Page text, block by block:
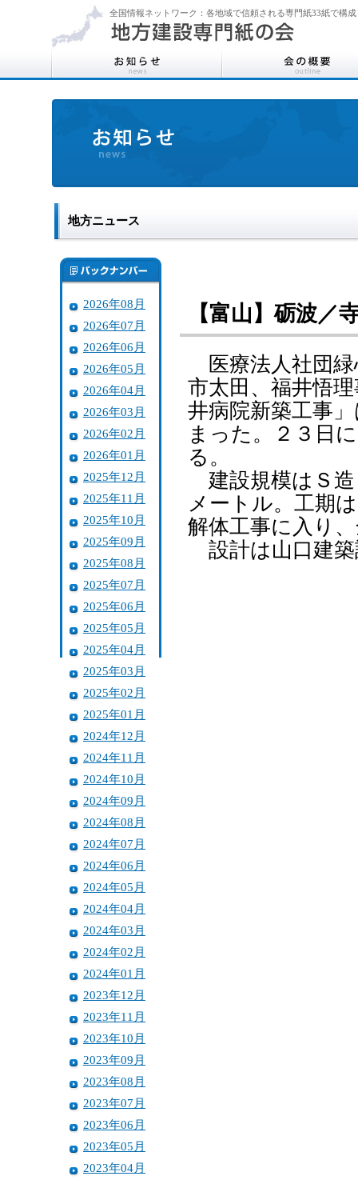
全国情報ネットワーク：各地域で信頼される専門紙33紙で構成
地方ニュース
2026年08月
2026年07月
2026年06月
2026年05月
2026年04月
2026年03月
2026年02月
2026年01月
2025年12月
2025年11月
2025年10月
2025年09月
2025年08月
2025年07月
2025年06月
2025年05月
2025年04月
2025年03月
2025年02月
2025年01月
2024年12月
2024年11月
2024年10月
2024年09月
2024年08月
2024年07月
2024年06月
2024年05月
2024年04月
2024年03月
2024年02月
2024年01月
2023年12月
2023年11月
2023年10月
2023年09月
2023年08月
2023年07月
2023年06月
2023年05月
2023年04月
【富山】砺波／
医療法人社団緑
市太田、福井悟
井病院新築工事
まった。２３日
る。
建設規模はＳ造
メートル。工期
解体工事に入り
設計は山口建築